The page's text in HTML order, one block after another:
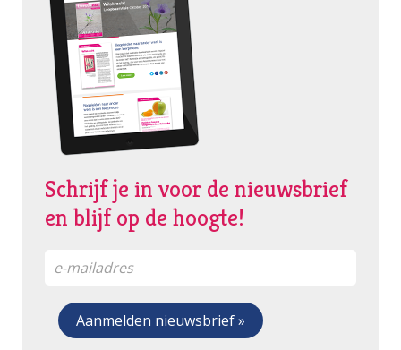
Schrijf je in voor de nieuwsbrief
en blijf op de hoogte!